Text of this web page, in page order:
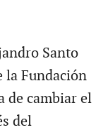
Santo
la Fundación
de cambiar el
del